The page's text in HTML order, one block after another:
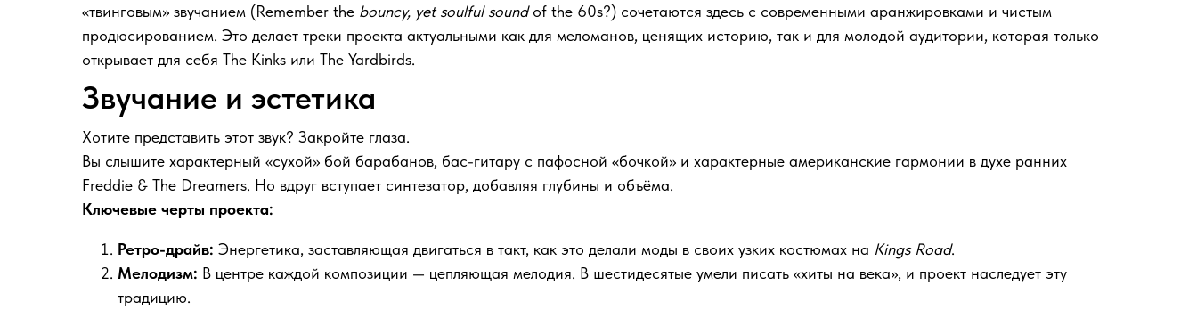
«твинговым» звучанием (Remember the bouncy, yet soulful soundof the 60s?) сочетаются здесь с современными аранжировками и чистым
продюсированием. Это делает треки проекта актуальными как для меломанов, ценящих историю, так и для молодой аудитории, которая только
открывает для себя The Kinks или The Yardbirds.
Звучание и эстетика
Хотите представить этот звук? Закройте глаза.
Вы слышите характерный «сухой» бой барабанов, бас-гитару с пафосной «бочкой» и характерные американские гармонии в духе ранних
Freddie & The Dreamers. Но вдруг вступает синтезатор, добавляя глубины и объёма.
Ключевые черты проекта:
Ретро-драйв: Энергетика, заставляющая двигаться в такт, как это делали моды в своих узких костюмах на Kings Road.
Мелодизм: В центре каждой композиции — цепляющая мелодия. В шестидесятые умели писать «хиты на века», и проект наследует эту
традицию.